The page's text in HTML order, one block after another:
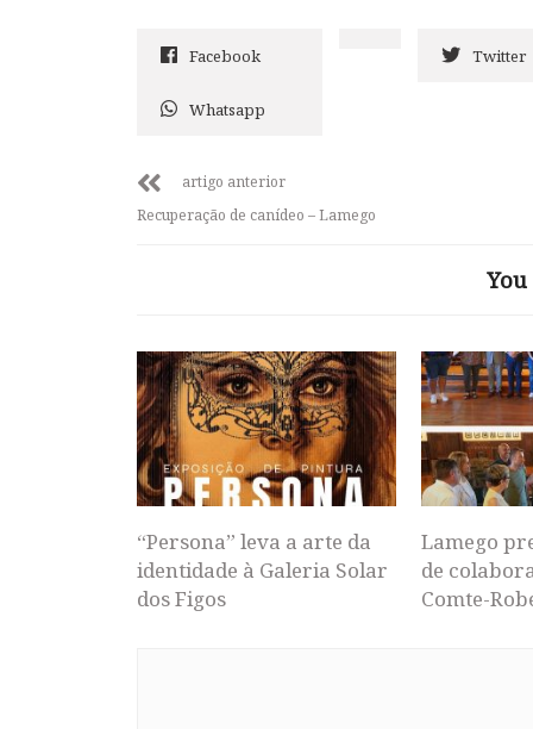
Facebook Twitter
Whatsapp
artigo anterior
Recuperação de canídeo – Lamego
“Persona” leva a arte da
identidade à Galeria Solar
dos Figos
Lamego
de
Comte-